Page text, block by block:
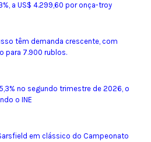
a US$ 4.299,60 por onça-troy
têm demanda crescente, com
para 7.900 rublos.
no segundo trimestre de 2026, o
o INE
em clássico do Campeonato